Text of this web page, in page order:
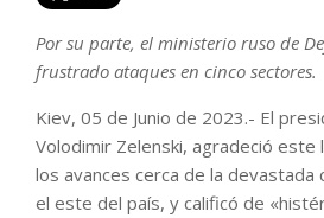
Por su parte, el ministerio ruso de
frustrado ataques en cinco sectores.
Kiev, 05 de Junio de 2023.- El
Volodimir Zelenski, agradeció
los avances cerca de la devastada
el este del país, y calificó de